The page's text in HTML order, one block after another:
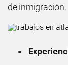
de inmigración.